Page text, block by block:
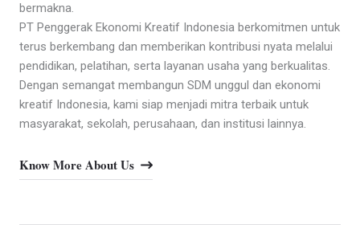
bermakna.
PT Penggerak Ekonomi Kreatif Indonesia berkomitmen untuk
terus berkembang dan memberikan kontribusi nyata melalui
pendidikan, pelatihan, serta layanan usaha yang berkualitas.
Dengan semangat membangun SDM unggul dan ekonomi
kreatif Indonesia, kami siap menjadi mitra terbaik untuk
masyarakat, sekolah, perusahaan, dan institusi lainnya.
Know More About Us